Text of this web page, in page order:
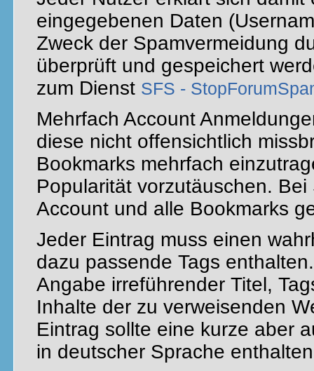
eingegebenen Daten
Zweck der Spamvermeidung
überprüft und gespeichert
zum Dienst SFS -
Mehrfach Account
diese nicht offensichtlich
Bookmarks mehrfach
Popularität vorzutäuschen.
Account und alle Bookmarks
Jeder Eintrag muss einen
dazu passende Tags
Angabe irreführender Titel,
Inhalte der zu verweisenden
Eintrag sollte eine kurze aber
in deutscher Sprache